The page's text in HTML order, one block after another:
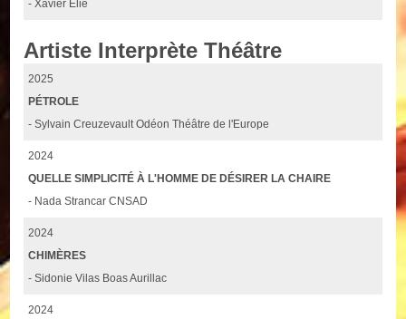
- Xavier Elie
Artiste Interprète Théâtre
2025
PÉTROLE
- Sylvain Creuzevault Odéon Théâtre de l'Europe
2024
QUELLE SIMPLICITÉ À L'HOMME DE DÉSIRER LA CHAIRE
- Nada Strancar CNSAD
2024
CHIMÈRES
- Sidonie Vilas Boas Aurillac
2024